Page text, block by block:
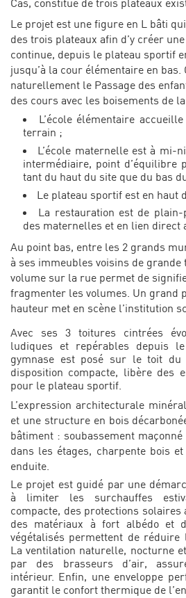
Le projet est une figure en L bâti
des trois plateaux afin d’y créer
continue, depuis le plateau sportif
jusqu’à la cour élémentaire en bas.
naturellement le Passage des
des cours avec les boisements de
L’école élémentaire
terrain ;
L’école maternelle est à mi-
intermédiaire, point d’équilibre
tant du haut du site que du bas
Le plateau sportif est en haut
La restauration est de plain-
des maternelles et en lien direct
Au point bas, entre les 2 grands
à ses immeubles voisins de
volume sur la rue permet de
fragmenter les volumes. Un grand
hauteur met en scène l’institution
Avec ses 3 toitures cintrées
ludiques et repérables depuis
gymnase est posé sur le toit du
disposition compacte, libère des
pour le plateau sportif.
L’expression architecturale
et une structure en bois
bâtiment : soubassement
dans les étages, charpente bois
enduite.
Le projet est guidé par une
à limiter les surchauffes
compacte, des protections solaires
des matériaux à fort albédo et
végétalisés permettent de réduire
La ventilation naturelle, nocturne
par des brasseurs d’air,
intérieur. Enfin, une enveloppe
garantit le confort thermique de